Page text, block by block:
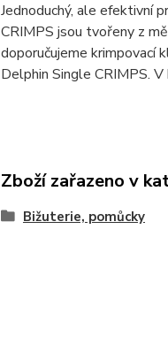
Jednoduchý, ale efektivní
CRIMPS jsou tvořeny z
doporučujeme krimpovací
Delphin Single CRIMPS.
Zboží zařazeno v
Bižuterie, pomůcky